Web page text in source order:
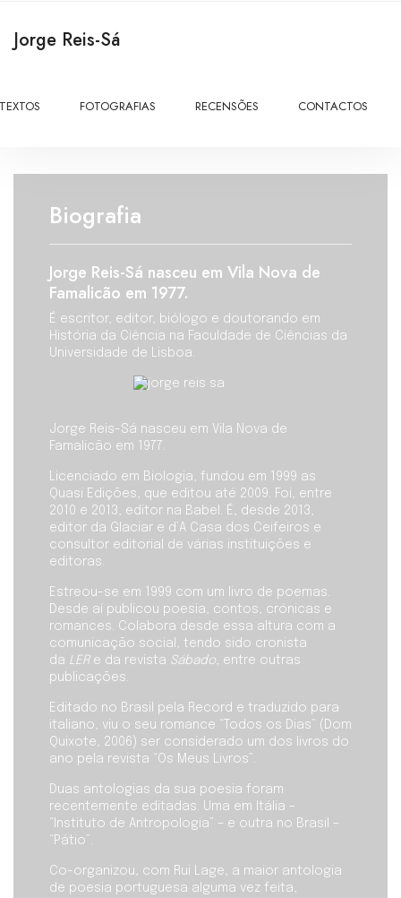
Jorge Reis-Sá
TEXTOS FOTOGRAFIAS RECENSÕES CONTACTOS
Biografia
Jorge Reis-Sá nasceu em Vila Nova de
Famalicão em 1977.
É escritor, editor, biólogo e doutorando em
História da Ciência na Faculdade de Ciências da
Universidade de Lisboa.
Jorge Reis-Sá nasceu em Vila Nova de
Famalicão em 1977.
Licenciado em Biologia, fundou em 1999 as
Quasi Edições, que editou até 2009. Foi, entre
2010 e 2013, editor na Babel. É, desde 2013,
editor da Glaciar e d’A Casa dos Ceifeiros e
consultor editorial de várias instituições e
editoras.
Estreou-se em 1999 com um livro de poemas.
Desde aí publicou poesia, contos, crónicas e
romances. Colabora desde essa altura com a
comunicação social, tendo sido cronista
da LERe da revista Sábado, entre outras
publicações.
Editado no Brasil pela Record e traduzido para
italiano, viu o seu romance “Todos os Dias” (Dom
Quixote, 2006) ser considerado um dos livros do
ano pela revista “Os Meus Livros”.
Duas antologias da sua poesia foram
recentemente editadas. Uma em Itália –
“Instituto de Antropologia” – e outra no Brasil –
“Pátio”.
Co-organizou, com Rui Lage, a maior antologia
de poesia portuguesa alguma vez feita,